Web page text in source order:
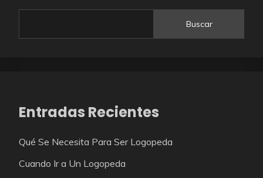
Buscar
Entradas Recientes
Qué Se Necesita Para Ser Logopeda
Cuando Ir a Un Logopeda